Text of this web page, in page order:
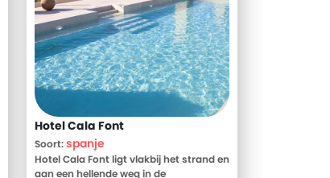
Hotel Cala Font
Soort:spanje
Hotel Cala Font ligt vlakbij het strand en
aan een hellende weg in de